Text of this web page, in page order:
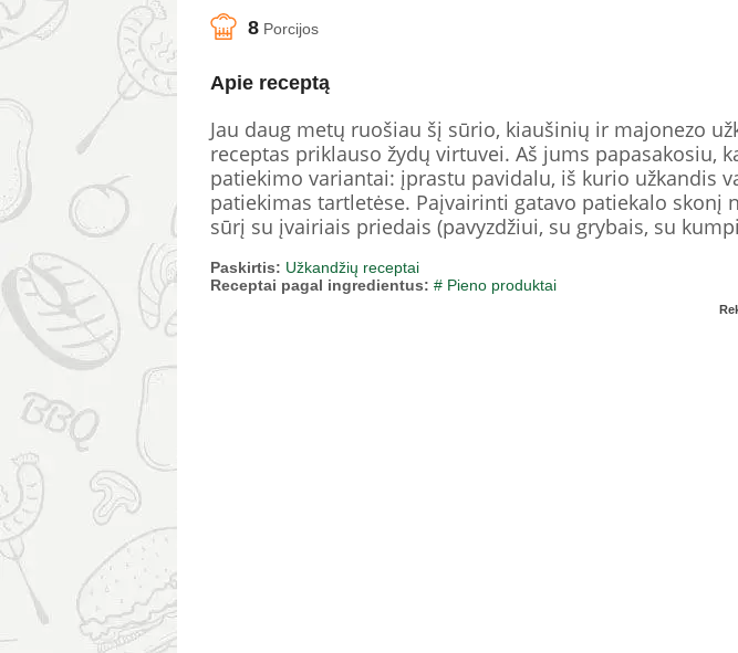
8 Porcijos
Apie receptą
Jau daug metų ruošiau šį sūrio, kiaušinių ir majonezo
receptas priklauso žydų virtuvei. Aš jums papasakosiu,
patiekimo variantai: įprastu pavidalu, iš kurio užkandis
patiekimas tartletėse. Paįvairinti gatavo patiekalo
sūrį su įvairiais priedais (pavyzdžiui, su grybais, su
Paskirtis: Užkandžių receptai
Receptai pagal ingredientus: # Pieno produktai